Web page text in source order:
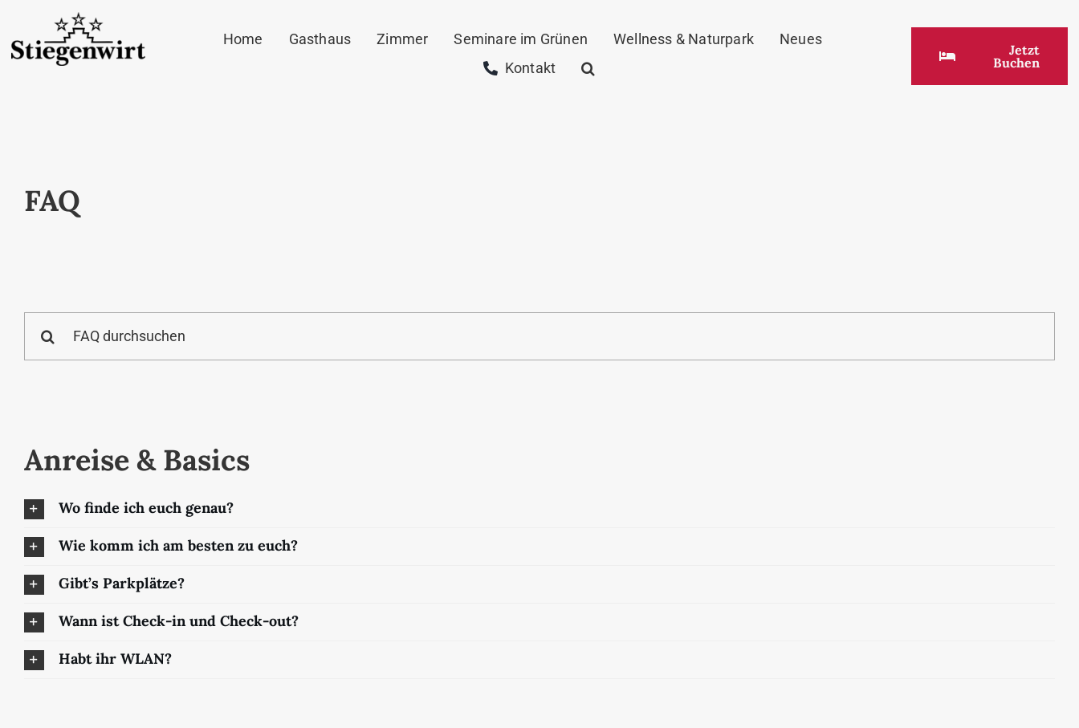
to
Home Gasthaus Zimmer Seminare im Grünen Wellness & Naturpark
Neues
Kontakt
Jetzt
Buchen
FAQ
Anreise & Basics
Wo finde ich euch genau?
Wie komm ich am besten zu euch?
Gibt’s Parkplätze?
Wann ist Check-in und Check-out?
Habt ihr WLAN?